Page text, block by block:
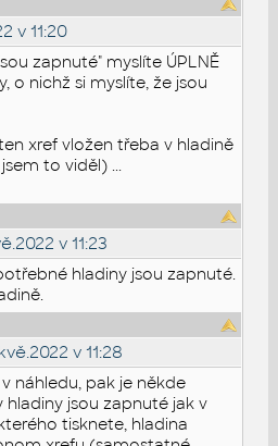
v 11:20
zapnuté" myslíte ÚPLNĚ
o nichž si myslíte, že jsou
xref vložen třeba v hladině
to viděl) ...
v 11:23
hladiny jsou zapnuté.
v 11:28
náhledu, pak je někde
hladiny jsou zapnuté jak v
tisknete, hladina